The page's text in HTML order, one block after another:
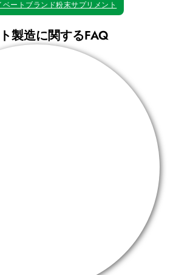
ベートブランド粉末サプリメント
製造に関するFAQ